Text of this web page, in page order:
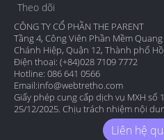
Theo dõi
CÔNG TY CỔ PHẦN THE PARENT
Tầng 4, Công Viên Phần Mềm
Chánh Hiệp, Quận 12, Thành phố
Điện thoại: (+84)028 7109 7772
Hotline: 086 641 0566
Email:info@webtretho.com
Giấy phép cung cấp dịch vụ MXH số
25/12/2025. Chịu trách nhiệm nội
Liên hệ